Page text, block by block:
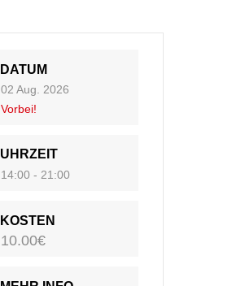
DATUM
02 Aug. 2026
Vorbei!
UHRZEIT
14:00 - 21:00
KOSTEN
10.00€